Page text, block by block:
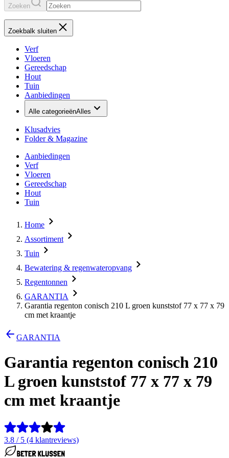
Zoeken
Zoekbalk sluiten
Verf
Vloeren
Gereedschap
Hout
Tuin
Aanbiedingen
Alle categorieënAlles
Klusadvies
Folder & Magazine
Aanbiedingen
Verf
Vloeren
Gereedschap
Hout
Tuin
Home
Assortiment
Tuin
Bewatering & regenwateropvang
Regentonnen
GARANTIA
Garantia regenton conisch 210 L groen kunststof 77 x 77 x 79
cm met kraantje
GARANTIA
Garantia regenton conisch 210
L groen kunststof 77 x 77 x 79
cm met kraantje
3.8 / 5 (4 klantreviews)